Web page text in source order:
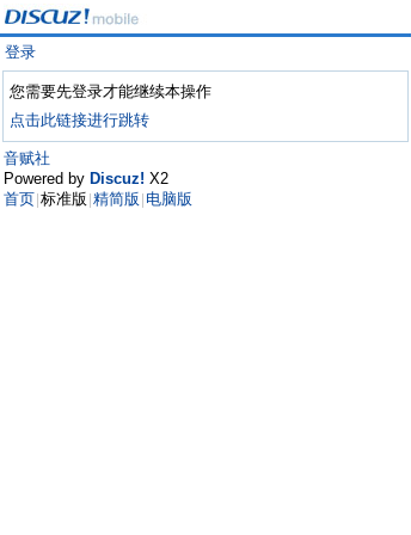
登录
您需要先登录才能继续本操作
点击此链接进行跳转
音赋社
Powered by Discuz! X2
首页 标准版 精简版 电脑版